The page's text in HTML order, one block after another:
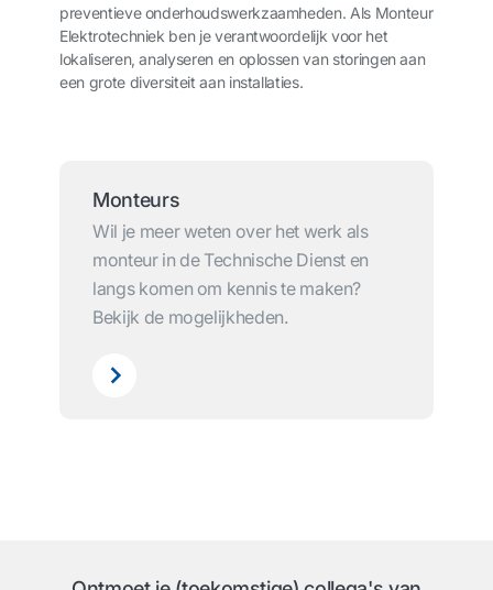
preventieve onderhoudswerkzaamheden. Als Monteur
Elektrotechniek ben je verantwoordelijk voor het
lokaliseren, analyseren en oplossen van storingen aan
een grote diversiteit aan installaties.
Monteurs
Wil je meer weten over het werk als
monteur in de Technische Dienst en
langs komen om kennis te maken?
Bekijk de mogelijkheden.